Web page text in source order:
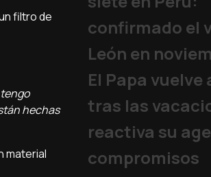
filtro de
hechas
material
confirmado el
León en
El Papa vuelve
tras las
reactiva su
compromisos